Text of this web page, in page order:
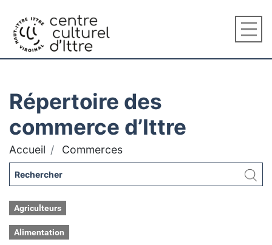
Répertoire des
commerce d’Ittre
Accueil Commerces
Agriculteurs
Alimentation